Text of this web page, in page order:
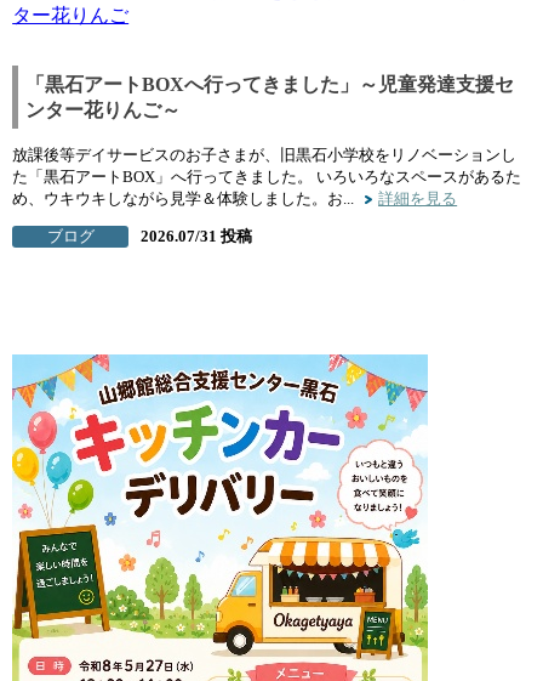
「黒石アートBOXへ行ってきました」～児童発達支援セ
ンター花りんご～
放課後等デイサービスのお子さまが、旧黒石小学校をリノベーションし
た「黒石アートBOX」へ行ってきました。 いろいろなスペースがあるた
め、ウキウキしながら見学＆体験しました。お...
詳細を見る
ブログ 2026.07/31 投稿